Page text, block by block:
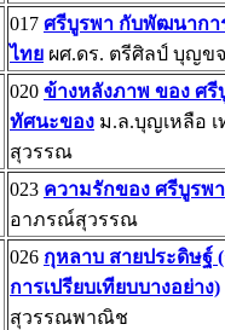
017 ศรีบูรพา กับพัฒนากา
ไทย ผศ.ดร. ตรีศิลป์ บุญข
020 ข้างหลังภาพ ของ ศรี
ทัศนะของ ม.ล.บุญเหลือ เ
สุวรรณ
023 ความรักของ ศรีบูรพา
อาภรณ์สุวรรณ
026 กุหลาบ สายประดิษฐ์
การเปรียบเทียบบางอย่าง)
สุวรรณพาณิช